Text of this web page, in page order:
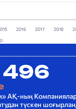
496
АҚ-ның
түскен